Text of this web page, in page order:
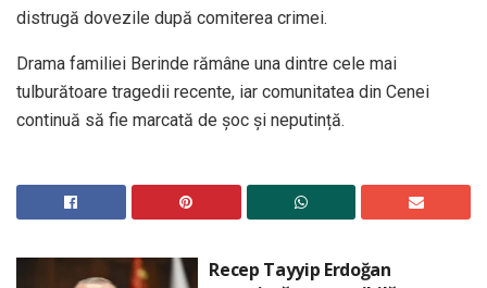
distrugă dovezile după comiterea crimei.
Drama familiei Berinde rămâne una dintre cele mai
tulburătoare tragedii recente, iar comunitatea din Cenei
continuă să fie marcată de șoc și neputință.
Recep Tayyip Erdoğan